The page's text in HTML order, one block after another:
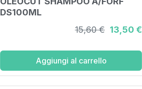
DS100ML
15,60 € 13,50 €
Aggiungi al carrello